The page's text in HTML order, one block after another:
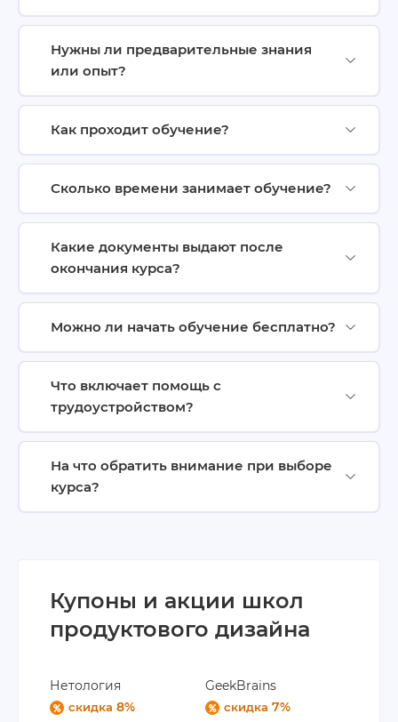
Нужны ли предварительные знания
или опыт?
Как проходит обучение?
Сколько времени занимает обучение?
Какие документы выдают после
окончания курса?
Можно ли начать обучение бесплатно?
Что включает помощь с
трудоустройством?
На что обратить внимание при выборе
курса?
Купоны и акции школ
продуктового дизайна
Нетология
скидка 8%
GeekBrains
скидка 7%